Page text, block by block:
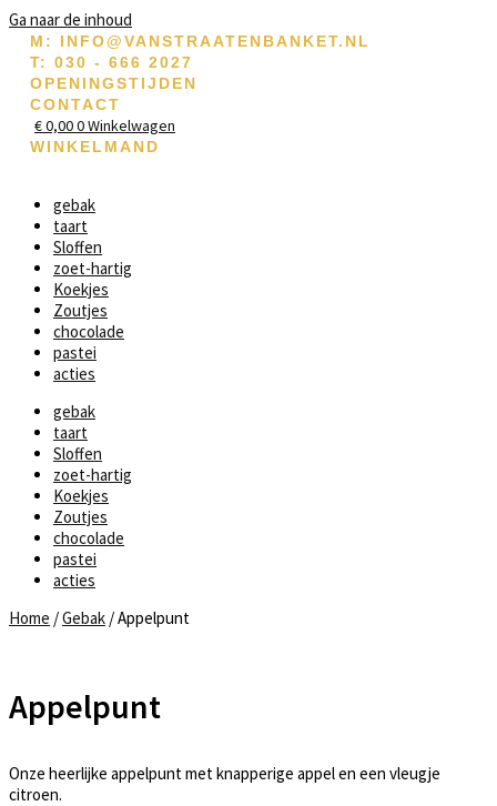
Ga naar de inhoud
M: INFO@VANSTRAATENBANKET.NL
T: 030 - 666 2027
OPENINGSTIJDEN
CONTACT
€0,000Winkelwagen
WINKELMAND
gebak
taart
Sloffen
zoet-hartig
Koekjes
Zoutjes
chocolade
pastei
acties
gebak
taart
Sloffen
zoet-hartig
Koekjes
Zoutjes
chocolade
pastei
acties
Home /Gebak / Appelpunt
Appelpunt
Onze heerlijke appelpunt met knapperige appel en een vleugje
citroen.